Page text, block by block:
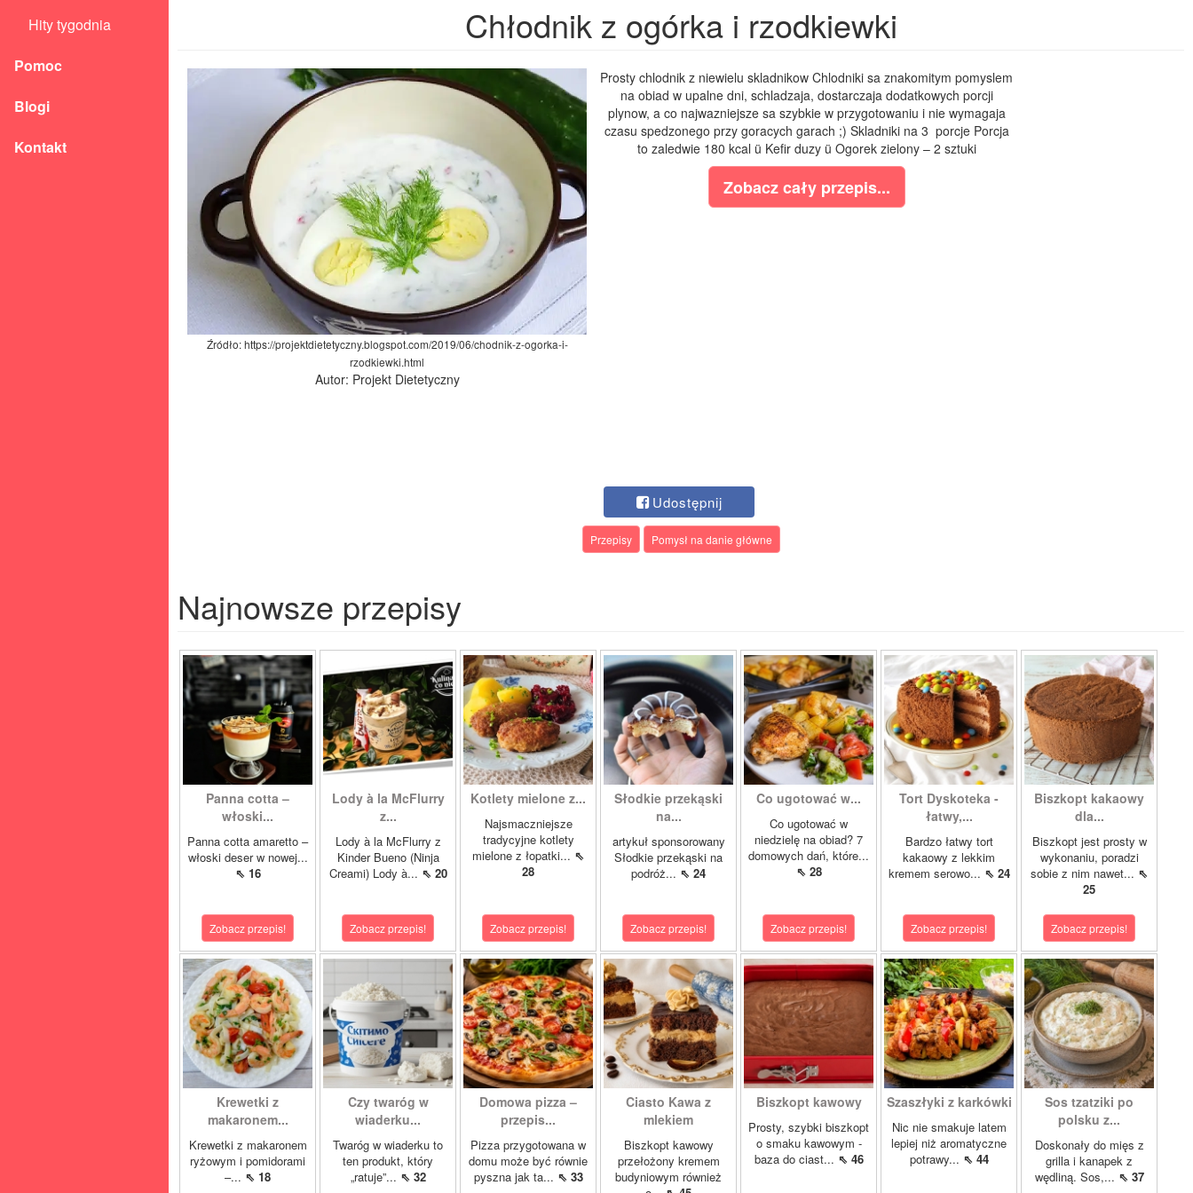
Hity tygodnia
Pomoc
Blogi
Kontakt
Chłodnik z ogórka i rzodkiewki
Źródło: https://projektdietetyczny.blogspot.com/2019/06/chodnik-z-ogorka-i-
rzodkiewki.html
Autor: Projekt Dietetyczny
Prosty chlodnik z niewielu skladnikow Chlodniki sa znakomitym pomyslem
na obiad w upalne dni, schladzaja, dostarczaja dodatkowych porcji
plynow, a co najwazniejsze sa szybkie w przygotowaniu i nie wymagaja
czasu spedzonego przy goracych garach ;) Skladniki na 3 porcje Porcja
to zaledwie 180 kcal ü Kefir duzy ü Ogorek zielony – 2 sztuki
Zobacz cały przepis...
Udostępnij
Przepisy Pomysł na danie główne
Najnowsze przepisy
Panna cotta –
włoski...
Panna cotta amaretto –
włoski deser w nowej...
⇖ 16
Zobacz przepis!
Lody à la McFlurry
z...
Lody à la McFlurry z
Kinder Bueno (Ninja
Creami) Lody à... ⇖ 20
Zobacz przepis!
Kotlety mielone z...
Najsmaczniejsze
tradycyjne kotlety
mielone z łopatki... ⇖
28
Zobacz przepis!
Słodkie przekąski
na...
artykuł sponsorowany
Słodkie przekąski na
podróż... ⇖ 24
Zobacz przepis!
Co ugotować w...
Co ugotować w
niedzielę na obiad? 7
domowych dań, które...
⇖ 28
Zobacz przepis!
Tort Dyskoteka -
łatwy,...
Bardzo łatwy tort
kakaowy z lekkim
kremem serowo... ⇖ 24
Zobacz przepis!
Biszkopt kakaowy
dla...
Biszkopt jest prosty w
wykonaniu, poradzi
sobie z nim nawet... ⇖
25
Zobacz przepis!
Krewetki z
makaronem...
Krewetki z makaronem
ryżowym i pomidorami
–... ⇖ 18
Czy twaróg w
wiaderku...
Twaróg w wiaderku to
ten produkt, który
„ratuje”... ⇖ 32
Domowa pizza –
przepis...
Pizza przygotowana w
domu może być równie
pyszna jak ta... ⇖ 33
Ciasto Kawa z
mlekiem
Biszkopt kawowy
przełożony kremem
budyniowym również
Biszkopt kawowy
Prosty, szybki biszkopt
o smaku kawowym -
baza do ciast... ⇖ 46
Szaszłyki z karkówki
Nic nie smakuje latem
lepiej niż aromatyczne
potrawy... ⇖ 44
Sos tzatziki po
polsku z...
Doskonały do mięs z
grilla i kanapek z
wędliną. Sos,... ⇖ 37